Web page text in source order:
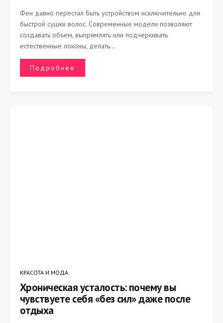
Фен давно перестал быть устройством исключительно для
быстрой сушки волос. Современные модели позволяют
создавать объем, выпрямлять или подчеркивать
естественные локоны, делать...
Подробнее
КРАСОТА И МОДА
Хроническая усталость: почему вы
чувствуете себя «без сил» даже после
отдыха